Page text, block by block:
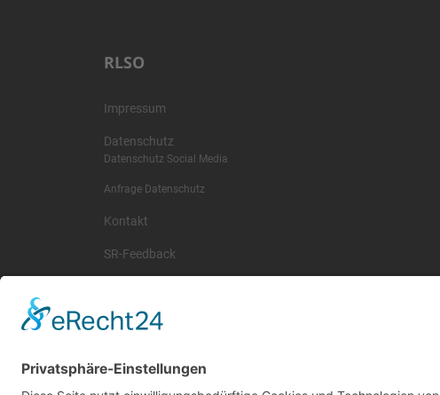
RLSO
Impressum
Datenschutz
Datenschutz Social Media
Anfrage Datenschutz
Kontakt
SR-Feedback